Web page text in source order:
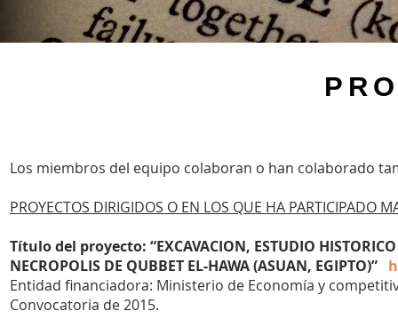
Los miembros del equipo colaboran o han colaborado
PROYECTOS DIRIGIDOS O EN LOS QUE HA PARTICIPADO
Título del proyecto: “EXCAVACION, ESTUDIO
NECROPOLIS DE QUBBET EL-HAWA (ASUAN, EGIPTO)”
Entidad financiadora: Ministerio de Economía y
Convocatoria de 2015.